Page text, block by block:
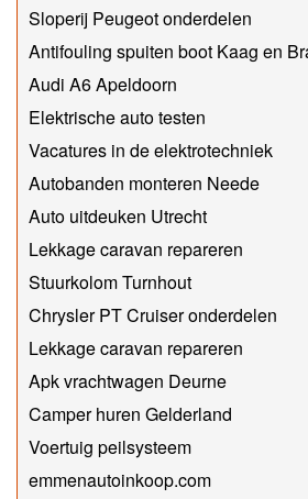
Sloperij Peugeot onderdelen
Antifouling spuiten boot Kaag en
Audi A6 Apeldoorn
Elektrische auto testen
Vacatures in de elektrotechniek
Autobanden monteren Neede
Auto uitdeuken Utrecht
Lekkage caravan repareren
Stuurkolom Turnhout
Chrysler PT Cruiser onderdelen
Lekkage caravan repareren
Apk vrachtwagen Deurne
Camper huren Gelderland
Voertuig peilsysteem
emmenautoinkoop.com